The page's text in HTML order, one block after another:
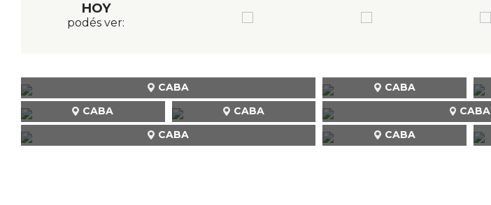
HOY
podés ver:
CABA CABA
CABA
CABA CABA
CABA
CABA